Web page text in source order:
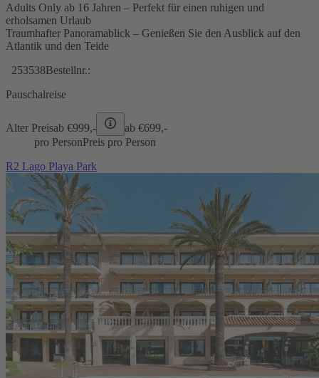
Adults Only ab 16 Jahren – Perfekt für einen ruhigen und
erholsamen Urlaub
Traumhafter Panoramablick – Genießen Sie den Ausblick auf den
Atlantik und den Teide
253538Bestellnr.:
Pauschalreise
Alter Preisab €999,- ab €699,-
pro PersonPreis pro Person
R2 Lago Playa Park